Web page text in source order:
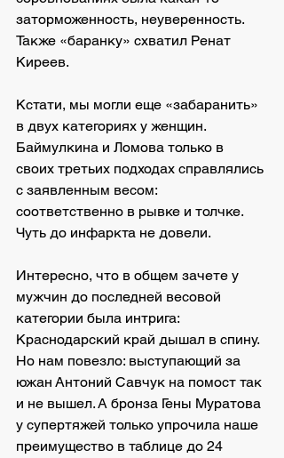
заторможенность, неуверенность.
Также «баранку» схватил Ренат
Киреев.
Кстати, мы могли еще «забаранить»
в двух категориях у женщин.
Баймулкина и Ломова только в
своих третьих подходах справлялись
с заявленным весом:
соответственно в рывке и толчке.
Чуть до инфаркта не довели.
Интересно, что в общем зачете у
мужчин до последней весовой
категории была интрига:
Краснодарский край дышал в спину.
Но нам повезло: выступающий за
южан Антоний Савчук на помост так
и не вышел. А бронза Гены Муратова
у супертяжей только упрочила наше
преимущество в таблице до 24